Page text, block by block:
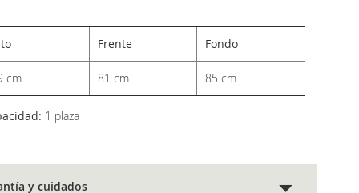
Frente Fondo
cm 81 cm 85 cm
1 plaza
y cuidados